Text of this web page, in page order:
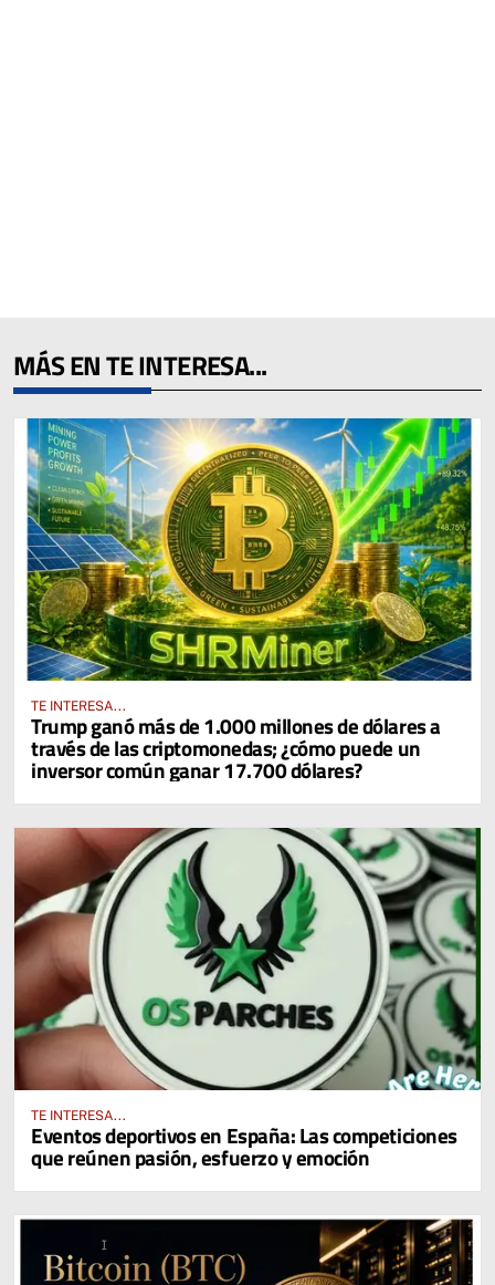
MÁS EN TE INTERESA...
TE INTERESA...
Trump ganó más de 1.000 millones de dólares a
través de las criptomonedas; ¿cómo puede un
inversor común ganar 17.700 dólares?
TE INTERESA...
Eventos deportivos en España: Las competiciones
que reúnen pasión, esfuerzo y emoción